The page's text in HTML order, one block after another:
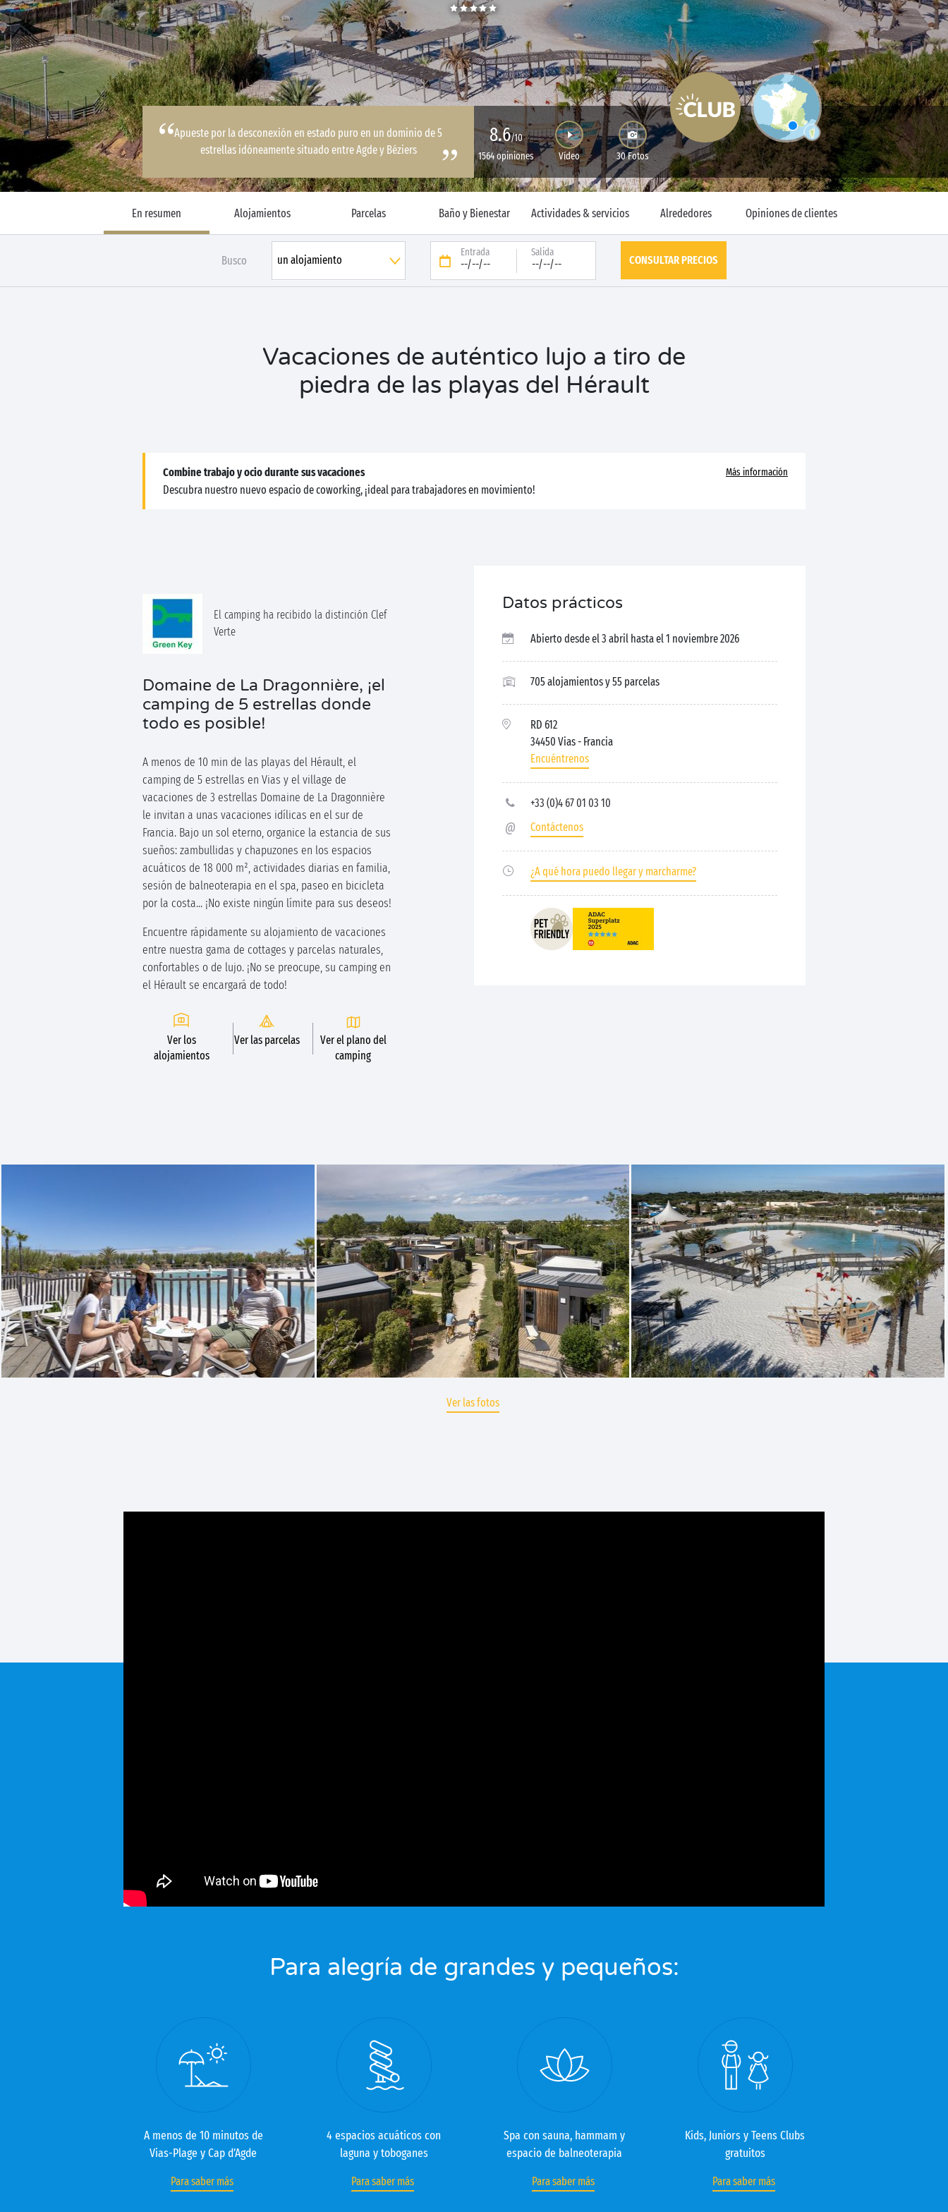
Apueste por la desconexión en estado puro en un dominio de 5
estrellas idóneamente situado entre Agde y Béziers
8.6/10
1564 opiniones
Vídeo 30 Fotos
En resumen Alojamientos Parcelas Baño y Bienestar Actividades & servicios Alrededores Opiniones de clientes
Busco
Entrada
--/--/--
Salida
--/--/-- CONSULTAR PRECIOS
Vacaciones de auténtico lujo a tiro de
piedra de las playas del Hérault
Combine trabajo y ocio durante sus vacaciones Más información
Descubra nuestro nuevo espacio de coworking, ¡ideal para trabajadores en movimiento!
El camping ha recibido la distinción Clef
Verte
Domaine de La Dragonnière, ¡el
camping de 5 estrellas donde
todo es posible!
A menos de 10 min de las playas del Hérault, el
camping de 5 estrellas en Vias y el village de
vacaciones de 3 estrellas Domaine de La Dragonnière
le invitan a unas vacaciones idílicas en el sur de
Francia. Bajo un sol eterno, organice la estancia de sus
sueños: zambullidas y chapuzones en los espacios
acuáticos de 18 000 m², actividades diarias en familia,
sesión de balneoterapia en el spa, paseo en bicicleta
por la costa... ¡No existe ningún límite para sus deseos!
Encuentre rápidamente su alojamiento de vacaciones
entre nuestra gama de cottages y parcelas naturales,
confortables o de lujo. ¡No se preocupe, su camping en
el Hérault se encargará de todo!
Ver los
alojamientos
Ver las parcelas
Ver el plano del
camping
Datos prácticos
Abierto desde el 3 abril hasta el 1 noviembre 2026
705 alojamientos y 55 parcelas
RD 612
34450 Vias- Francia
Encuéntrenos
+33 (0)4 67 01 03 10
Contáctenos
¿A qué hora puedo llegar y marcharme?
Ver las fotos
Para alegría de grandes y pequeños:
A menos de 10 minutos de
Vias-Plage y Cap d’Agde
Para saber más
4 espacios acuáticos con
laguna y toboganes
Para saber más
Spa con sauna, hammam y
espacio de balneoterapia
Para saber más
Kids, Juniors y Teens Clubs
gratuitos
Para saber más